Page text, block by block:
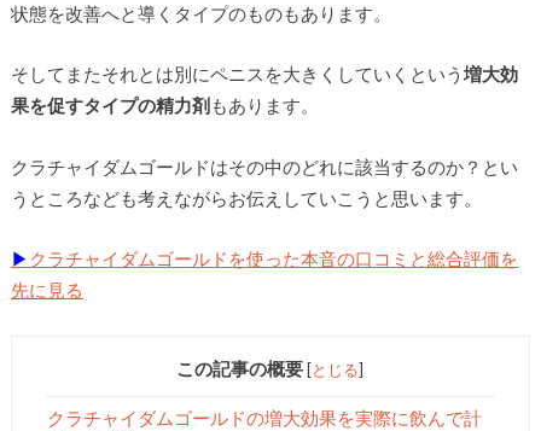
状態を改善へと導くタイプのものもあります。
そしてまたそれとは別にペニスを大きくしていくという 増大効
果を促すタイプの精力剤もあります。
クラチャイダムゴールドはその中のどれに該当するのか？とい
うところなども考えながらお伝えしていこうと思います。
▶ クラチャイダムゴールドを使った本音の口コミと総合評価を
先に見る
この記事の概要 [とじる]
クラチャイダムゴールドの増大効果を実際に飲んで計